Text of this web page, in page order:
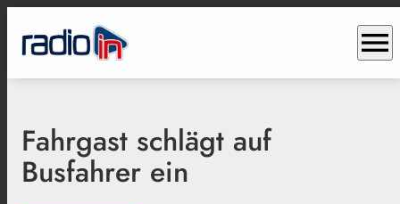
menu
Fahrgast schlägt auf
Busfahrer ein